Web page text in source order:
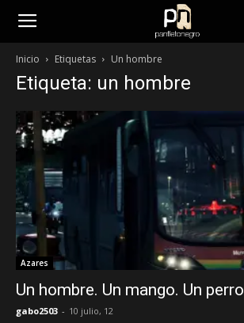
panfletonegro
Inicio Etiquetas Un hombre
Etiqueta: un hombre
Azares
Un hombre. Un mango. Un perro
gabo2503 - 10 julio, 12